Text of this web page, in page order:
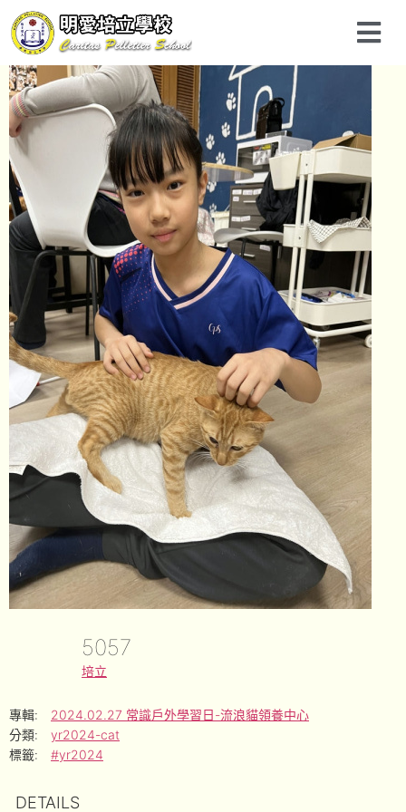
5057
培立
專輯:
2024.02.27 常識戶外學習日-流浪貓領養中心
分類:
yr2024-cat
標籤:
#yr2024
DETAILS